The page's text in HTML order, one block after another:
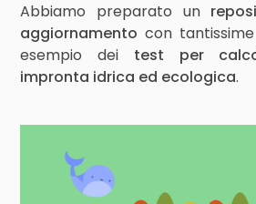
Abbiamo preparato un
aggiornamento con
esempio dei test per
impronta idrica ed ecologica.